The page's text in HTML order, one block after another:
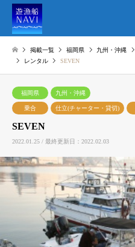
掲載一覧 福岡県 九州・沖縄
レンタル
SEVEN
福岡県 九州・沖縄
乗合 仕立(チャーター・貸切)
SEVEN
2022.01.25 / 最終更新日：2022.02.03